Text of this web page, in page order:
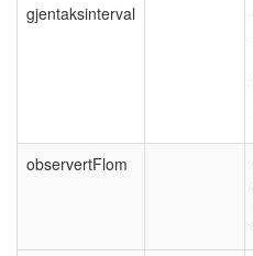
gjentaksinterval
observertFlom